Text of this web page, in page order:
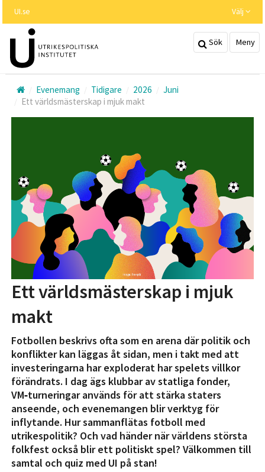
huvudinnehållet
UI.se Välj
Sök Meny
Evenemang Tidigare 2026
Juni
Ett världsmästerskap i mjuk makt
Ett världsmästerskap i mjuk
makt
Fotbollen beskrivs ofta som en arena där politik och
konflikter kan läggas åt sidan, men i takt med att
investeringarna har exploderat har spelets villkor
förändrats. I dag ägs klubbar av statliga fonder,
VM‑turneringar används för att stärka staters
anseende, och evenemangen blir verktyg för
inflytande. Hur sammanflätas fotboll med
utrikespolitik? Och vad händer när världens största
folkfest också blir ett politiskt spel? Välkommen till
samtal och quiz med UI på stan!